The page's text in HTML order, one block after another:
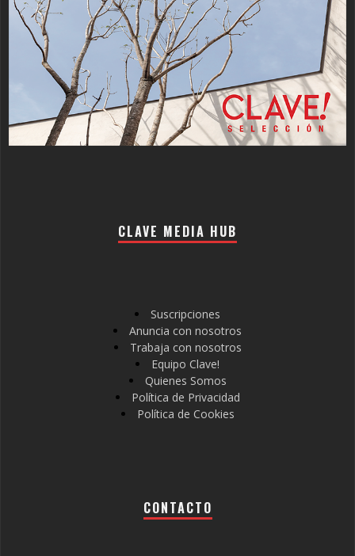
CLAVE MEDIA HUB
Suscripciones
Anuncia con nosotros
Trabaja con nosotros
Equipo Clave!
Quienes Somos
Política de Privacidad
Política de Cookies
CONTACTO